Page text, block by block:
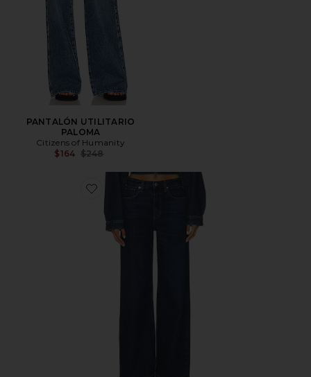
PANTALÓN UTILITARIO
PALOMA
Citizens of Humanity
$164 Previous price:
$248
Favorite PIERNA ANCHA PALOMA